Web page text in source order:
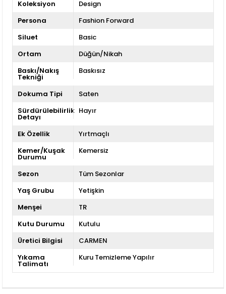
Koleksiyon
Design
Persona
Fashion Forward
Siluet
Basic
Ortam
Düğün/Nikah
Baskı/Nakış
Tekniği
Baskısız
Dokuma Tipi
Saten
Sürdürülebilirlik
Detayı
Hayır
Ek Özellik
Yırtmaçlı
Kemer/Kuşak
Durumu
Kemersiz
Sezon
Tüm Sezonlar
Yaş Grubu
Yetişkin
Menşei
TR
Kutu Durumu
Kutulu
Üretici Bilgisi
CARMEN
Yıkama
Talimatı
Kuru Temizleme Yapılır